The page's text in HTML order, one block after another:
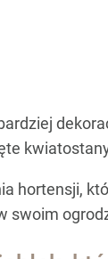
hortensji,
swoim